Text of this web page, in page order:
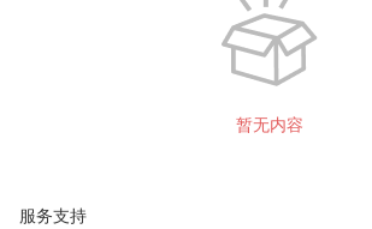
暂无内容
服务支持